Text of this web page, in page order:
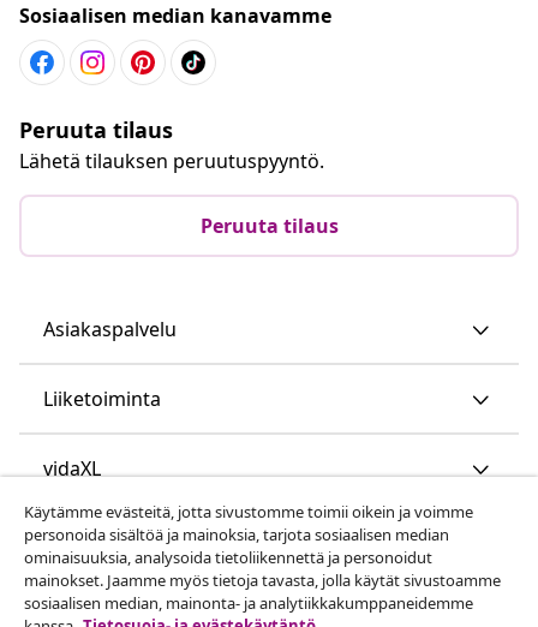
Sosiaalisen median kanavamme
Peruuta tilaus
Lähetä tilauksen peruutuspyyntö.
Peruuta tilaus
Asiakaspalvelu
Liiketoiminta
vidaXL
Löydä lisää
Käytämme evästeitä, jotta sivustomme toimii oikein ja voimme
personoida sisältöä ja mainoksia, tarjota sosiaalisen median
ominaisuuksia, analysoida tietoliikennettä ja personoidut
mainokset. Jaamme myös tietoja tavasta, jolla käytät sivustoamme
sosiaalisen median, mainonta- ja analytiikkakumppaneidemme